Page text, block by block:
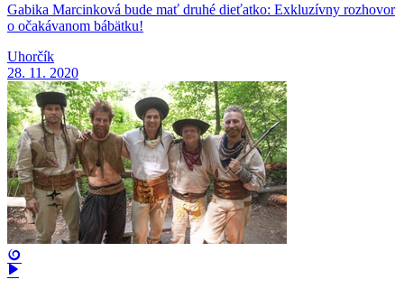
Gabika Marcinková bude mať druhé dieťatko: Exkluzívny rozhovor
o očakávanom bábätku!
Uhorčík
28. 11. 2020